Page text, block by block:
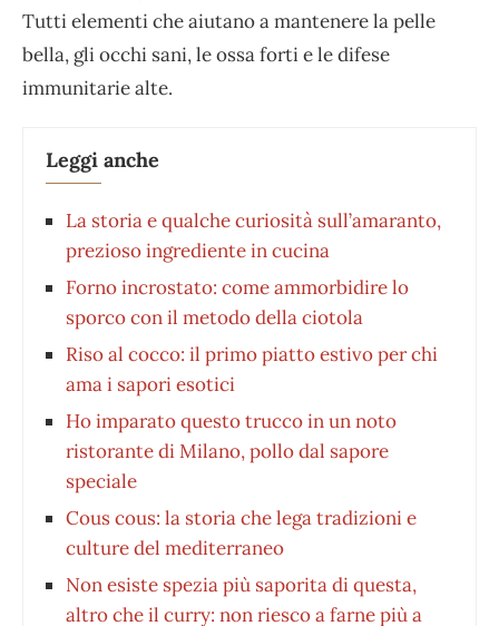
Tutti elementi che aiutano a mantenere la pelle
bella, gli occhi sani, le ossa forti e le difese
immunitarie alte.
Leggi anche
La storia e qualche curiosità sull’amaranto,
prezioso ingrediente in cucina
Forno incrostato: come ammorbidire lo
sporco con il metodo della ciotola
Riso al cocco: il primo piatto estivo per chi
ama i sapori esotici
Ho imparato questo trucco in un noto
ristorante di Milano, pollo dal sapore
speciale
Cous cous: la storia che lega tradizioni e
culture del mediterraneo
Non esiste spezia più saporita di questa,
altro che il curry: non riesco a farne più a